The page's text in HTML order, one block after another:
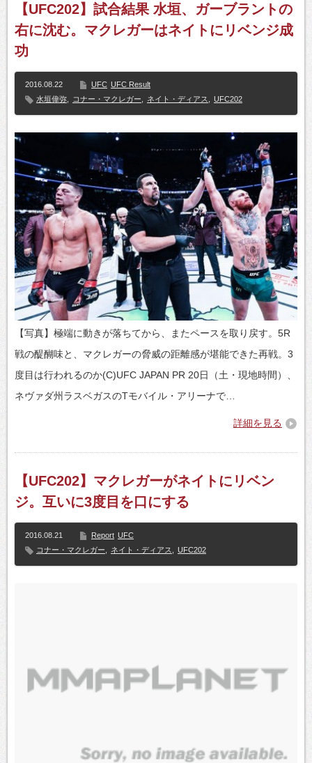
【UFC202】試合結果 水垣、ガーブラントの
右に沈む。マクレガーはネイトにリベンジ成
功
2016.08.22 UFC UFC Result
水垣偉弥
コナー・マクレガー ネイト・ディアス UFC202
【写真】極端に動きが落ちてから、またペースを取り戻す。5R
戦の醍醐味と、マクレガーの脅威の距離感が堪能できた再戦。3
度目は行われるのか(C)UFC JAPAN PR 20日（土・現地時間）、
ネヴァダ州ラスベガスのTモバイル・アリーナで…
詳細を見る
【UFC202】マクレガーがネイトにリベン
ジ。互いに3度目を口にする
2016.08.21 Report UFC
コナー・マクレガー
ネイト・ディアス UFC202